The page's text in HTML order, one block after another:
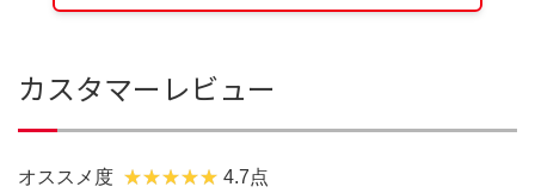
カスタマーレビュー
オススメ度 4.7点